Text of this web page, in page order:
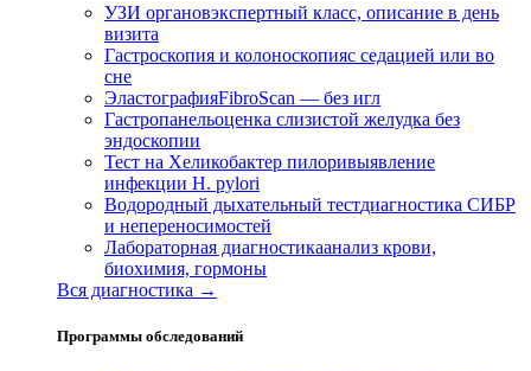
УЗИ органовэкспертный класс, описание в день
визита
Гастроскопия и колоноскопияс седацией или во
сне
ЭластографияFibroScan — без игл
Гастропанельоценка слизистой желудка без
эндоскопии
Тест на Хеликобактер пилоривыявление
инфекции H. pylori
Водородный дыхательный тестдиагностика СИБР
и непереносимостей
Лабораторная диагностикаанализ крови,
биохимия, гормоны
Вся диагностика →
Программы обследований